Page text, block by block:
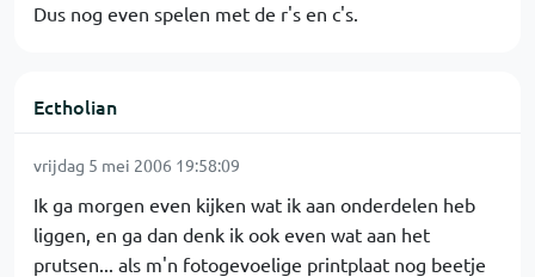
Dus nog even spelen met de r's en c's.
Ectholian
vrijdag 5 mei 2006 19:58:09
Ik ga morgen even kijken wat ik aan onderdelen heb
liggen, en ga dan denk ik ook even wat aan het
prutsen... als m'n fotogevoelige printplaat nog beetje